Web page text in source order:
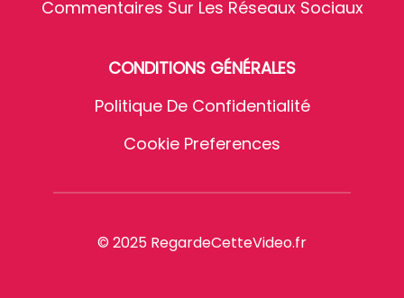
Commentaires Sur Les Réseaux Sociaux
CONDITIONS GÉNÉRALES
Politique De Confidentialité
Cookie Preferences
© 2025 RegardeCetteVideo.fr